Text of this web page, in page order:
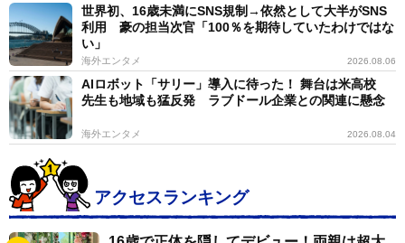
世界初、16歳未満にSNS規制→依然として大半がSNS
利用 豪の担当次官「100％を期待していたわけではな
い」
海外エンタメ 2026.08.06
AIロボット「サリー」導入に待った！ 舞台は米高校
先生も地域も猛反発 ラブドール企業との関連に懸念
海外エンタメ 2026.08.04
アクセスランキング